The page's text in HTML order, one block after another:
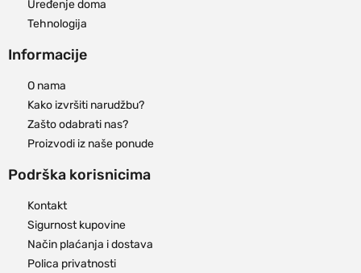
Uređenje doma
Tehnologija
Informacije
O nama
Kako izvršiti narudžbu?
Zašto odabrati nas?
Proizvodi iz naše ponude
Podrška korisnicima
Kontakt
Sigurnost kupovine
Način plaćanja i dostava
Polica privatnosti